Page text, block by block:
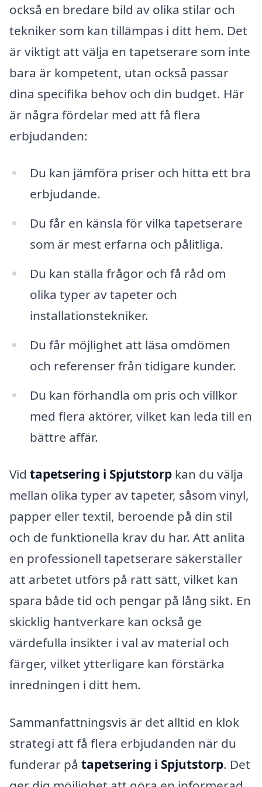
också en bredare bild av olika stilar och
tekniker som kan tillämpas i ditt hem. Det
är viktigt att välja en tapetserare som inte
bara är kompetent, utan också passar
dina specifika behov och din budget. Här
är några fördelar med att få flera
erbjudanden:
Du kan jämföra priser och hitta ett bra
erbjudande.
Du får en känsla för vilka tapetserare
som är mest erfarna och pålitliga.
Du kan ställa frågor och få råd om
olika typer av tapeter och
installationstekniker.
Du får möjlighet att läsa omdömen
och referenser från tidigare kunder.
Du kan förhandla om pris och villkor
med flera aktörer, vilket kan leda till en
bättre affär.
Vid tapetsering i Spjutstorp kan du välja
mellan olika typer av tapeter, såsom vinyl,
papper eller textil, beroende på din stil
och de funktionella krav du har. Att anlita
en professionell tapetserare säkerställer
att arbetet utförs på rätt sätt, vilket kan
spara både tid och pengar på lång sikt. En
skicklig hantverkare kan också ge
värdefulla insikter i val av material och
färger, vilket ytterligare kan förstärka
inredningen i ditt hem.
Sammanfattningsvis är det alltid en klok
strategi att få flera erbjudanden när du
funderar på tapetsering i Spjutstorp. Det